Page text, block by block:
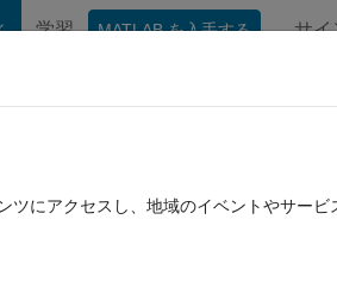
学習 MATLAB を入手する サイ
る FAQ
condition
ツにアクセスし、地域のイベントやサー